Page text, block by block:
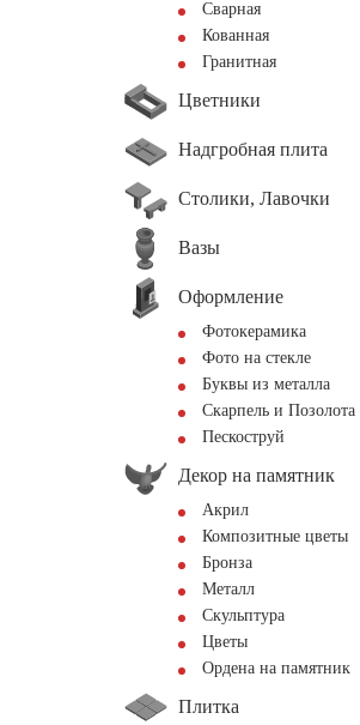
Сварная
Кованная
Гранитная
Цветники
Надгробная плита
Столики, Лавочки
Вазы
Оформление
Фотокерамика
Фото на стекле
Буквы из металла
Скарпель и Позолота
Пескоструй
Декор на памятник
Акрил
Композитные цветы
Бронза
Металл
Скульптура
Цветы
Ордена на памятник
Плитка